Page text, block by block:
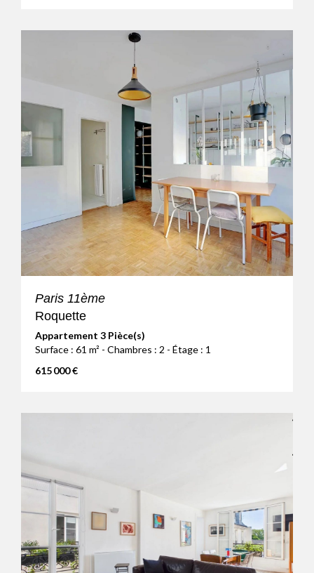
Paris 11ème
Roquette
Appartement 3 Pièce(s)
Surface : 61 m² - Chambres : 2 - Étage : 1
615 000 €